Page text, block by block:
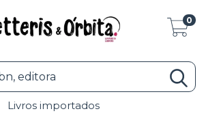
0
Livros importados